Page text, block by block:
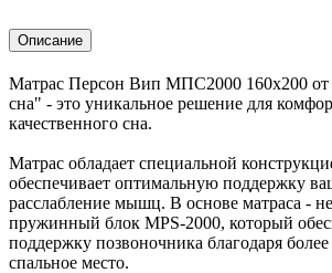
Описание
Матрас Персон Вип МПС2000 160х200
сна" - это уникальное решение для
качественного сна.
Матрас обладает специальной
обеспечивает оптимальную поддержку
расслабление мышц. В основе матраса -
пружинный блок MPS-2000, который
поддержку позвоночника благодаря
спальное место.